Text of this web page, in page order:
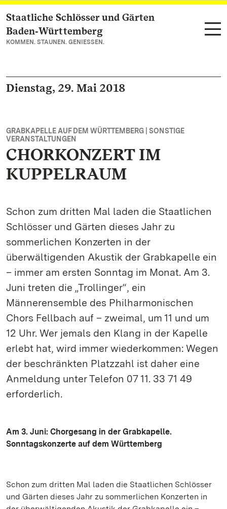
Zum Hauptinhalt springen
Staatliche Schlösser und Gärten
Baden‑Württemberg
KOMMEN. STAUNEN. GENIESSEN.
Dienstag, 29. Mai 2018
GRABKAPELLE AUF DEM WÜRTTEMBERG | SONSTIGE
VERANSTALTUNGEN
CHORKONZERT IM
KUPPELRAUM
Schon zum dritten Mal laden die Staatlichen
Schlösser und Gärten dieses Jahr zu
sommerlichen Konzerten in der
überwältigenden Akustik der Grabkapelle ein
– immer am ersten Sonntag im Monat. Am 3.
Juni treten die „Trollinger“, ein
Männerensemble des Philharmonischen
Chors Fellbach auf – zweimal, um 11 und um
12 Uhr. Wer jemals den Klang in der Kapelle
erlebt hat, wird immer wiederkommen: Wegen
der beschränkten Platzzahl ist daher eine
Anmeldung unter Telefon 07 11. 33 71 49
erforderlich.
Am 3. Juni: Chorgesang in der Grabkapelle.
Sonntagskonzerte auf dem Württemberg
Schon zum dritten Mal laden die Staatlichen Schlösser
und Gärten dieses Jahr zu sommerlichen Konzerten in